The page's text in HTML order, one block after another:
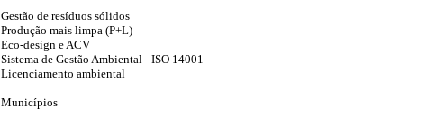
Gestão de resíduos sólidos
Produção mais limpa (P+L)
Eco-design e ACV
Sistema de Gestão Ambiental - ISO 14001
Licenciamento ambiental
Municípios